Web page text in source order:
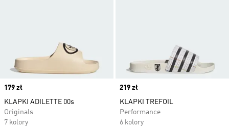
Price
179 zł
KLAPKI ADILETTE 00s
Originals
7 kolory
Price
219 zł
KLAPKI TREFOIL
Performance
6 kolory